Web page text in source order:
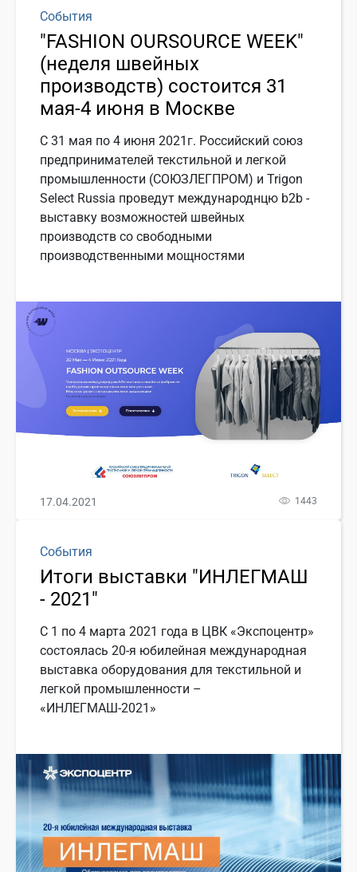
События
"FASHION OURSOURCE WEEK"
(неделя швейных
производств) состоится 31
мая-4 июня в Москве
C 31 мая по 4 июня 2021г. Российский союз
предпринимателей текстильной и легкой
промышленности (СОЮЗЛЕГПРОМ) и Trigon
Select Russia проведут международнцю b2b -
выставку возможностей швейных
производств со свободными
производственными мощностями
17.04.2021 1443
События
Итоги выставки "ИНЛЕГМАШ
- 2021"
С 1 по 4 марта 2021 года в ЦВК «Экспоцентр»
состоялась 20-я юбилейная международная
выставка оборудования для текстильной и
легкой промышленности –
«ИНЛЕГМАШ-2021»